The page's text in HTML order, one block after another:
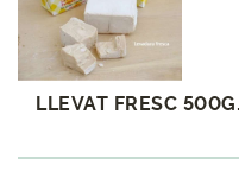
LLEVAT FRESC 500G.